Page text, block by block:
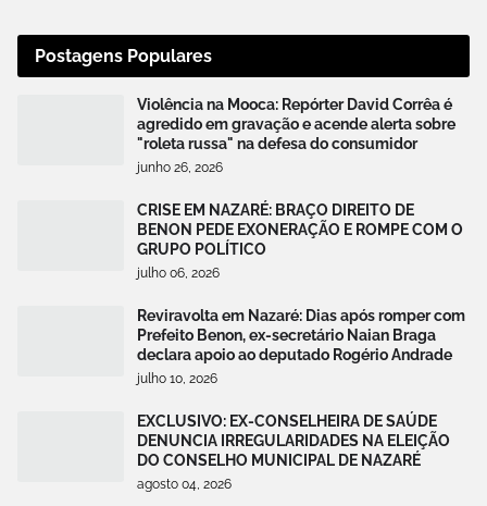
Postagens Populares
Violência na Mooca: Repórter David Corrêa é
agredido em gravação e acende alerta sobre
"roleta russa" na defesa do consumidor
junho 26, 2026
CRISE EM NAZARÉ: BRAÇO DIREITO DE
BENON PEDE EXONERAÇÃO E ROMPE COM O
GRUPO POLÍTICO
julho 06, 2026
Reviravolta em Nazaré: Dias após romper com
Prefeito Benon, ex-secretário Naian Braga
declara apoio ao deputado Rogério Andrade
julho 10, 2026
EXCLUSIVO: EX-CONSELHEIRA DE SAÚDE
DENUNCIA IRREGULARIDADES NA ELEIÇÃO
DO CONSELHO MUNICIPAL DE NAZARÉ
agosto 04, 2026